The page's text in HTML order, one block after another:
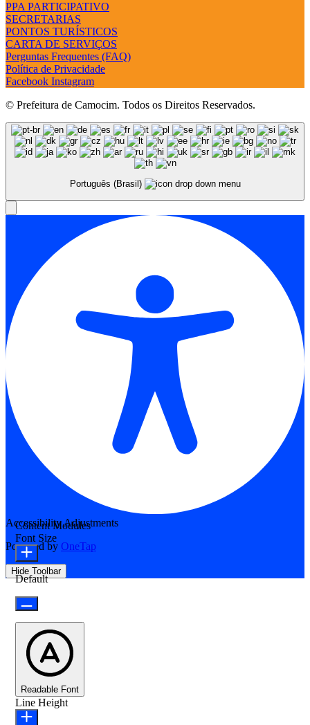
PPA PARTICIPATIVO
SECRETARIAS
PONTOS TURÍSTICOS
CARTA DE SERVIÇOS
Perguntas Frequentes (FAQ)
Política de Privacidade
Facebook Instagram
© Prefeitura de Camocim. Todos os Direitos Reservados.
Português (Brasil)
Accessibility Adjustments
Powered by OneTap
Hide Toolbar
Content Modules
Font Size
Default
Readable Font
Line Height